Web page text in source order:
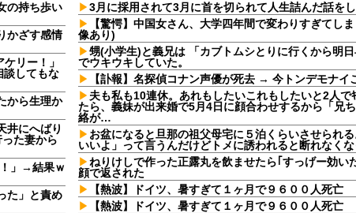
の持ち歩い
かざす感情
リー！」
してもな
から生理か
井にへばり
た妻から
」→結果ｗ
た」と責め
3月に採用されて3月に首を切られて人生詰んだ話を
【驚愕】中国女さん、大学四年間で変わりすぎてし
像あり)
甥(小学生)と義兄は 「カブトムシとりに行くから明
でウキウキしていた。
【訃報】名探偵コナン声優が死去 → 今トンデモナイ
夫も私も10連休。あれもしたいこれもしたいと2人で
たら、義妹が出来婚で5月4日に顔合わせするから「兄
絡が…
お盆になると旦那の祖父母宅に５泊くらいさせられ
いいよ」って言うんだけどトメに誘われると断れなくな
ねりけしで作った正露丸を飲ませたら｢すっげー効い
顔で返された
【熱波】ドイツ、暑すぎて１ヶ月で９６００人死亡
【熱波】ドイツ、暑すぎて１ヶ月で９６００人死亡